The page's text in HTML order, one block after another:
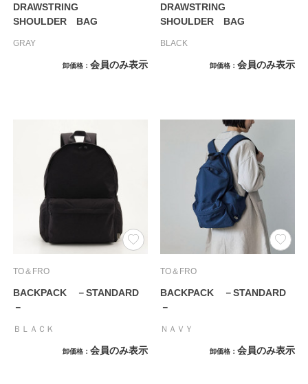
DRAWSTRING
SHOULDER BAG
GRAY
卸価格 会員のみ表示
DRAWSTRING
SHOULDER BAG
BLACK
卸価格 会員のみ表示
TO＆FRO
BACKPACK －STANDARD
－
ＢＬＡＣＫ
卸価格 会員のみ表示
TO＆FRO
BACKPACK －STANDARD
－
ＮＡＶＹ
卸価格 会員のみ表示